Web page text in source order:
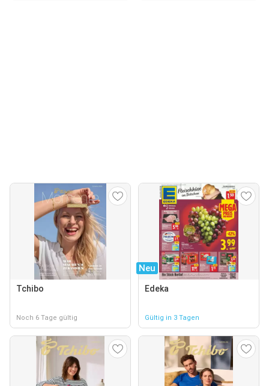
Tchibo
Noch 6 Tage gültig
Neu
Edeka
Gültig in 3 Tagen